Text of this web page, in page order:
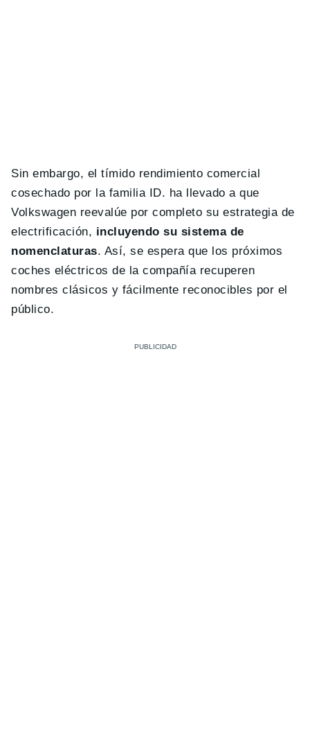
Sin embargo, el tímido rendimiento comercial
cosechado por la familia ID. ha llevado a que
Volkswagen reevalúe por completo su estrategia de
electrificación, incluyendo su sistema de
nomenclaturas. Así, se espera que los próximos
coches eléctricos de la compañía recuperen
nombres clásicos y fácilmente reconocibles por el
público.